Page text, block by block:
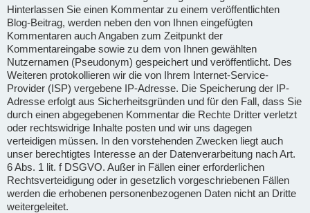
Hinterlassen Sie einen Kommentar zu einem veröffentlichten
Blog-Beitrag, werden neben den von Ihnen eingefügten
Kommentaren auch Angaben zum Zeitpunkt der
Kommentareingabe sowie zu dem von Ihnen gewählten
Nutzernamen (Pseudonym) gespeichert und veröffentlicht. Des
Weiteren protokollieren wir die von Ihrem Internet-Service-
Provider (ISP) vergebene IP-Adresse. Die Speicherung der IP-
Adresse erfolgt aus Sicherheitsgründen und für den Fall, dass Sie
durch einen abgegebenen Kommentar die Rechte Dritter verletzt
oder rechtswidrige Inhalte posten und wir uns dagegen
verteidigen müssen. In den vorstehenden Zwecken liegt auch
unser berechtigtes Interesse an der Datenverarbeitung nach Art.
6 Abs. 1 lit. f DSGVO. Außer in Fällen einer erforderlichen
Rechtsverteidigung oder in gesetzlich vorgeschriebenen Fällen
werden die erhobenen personenbezogenen Daten nicht an Dritte
weitergeleitet.